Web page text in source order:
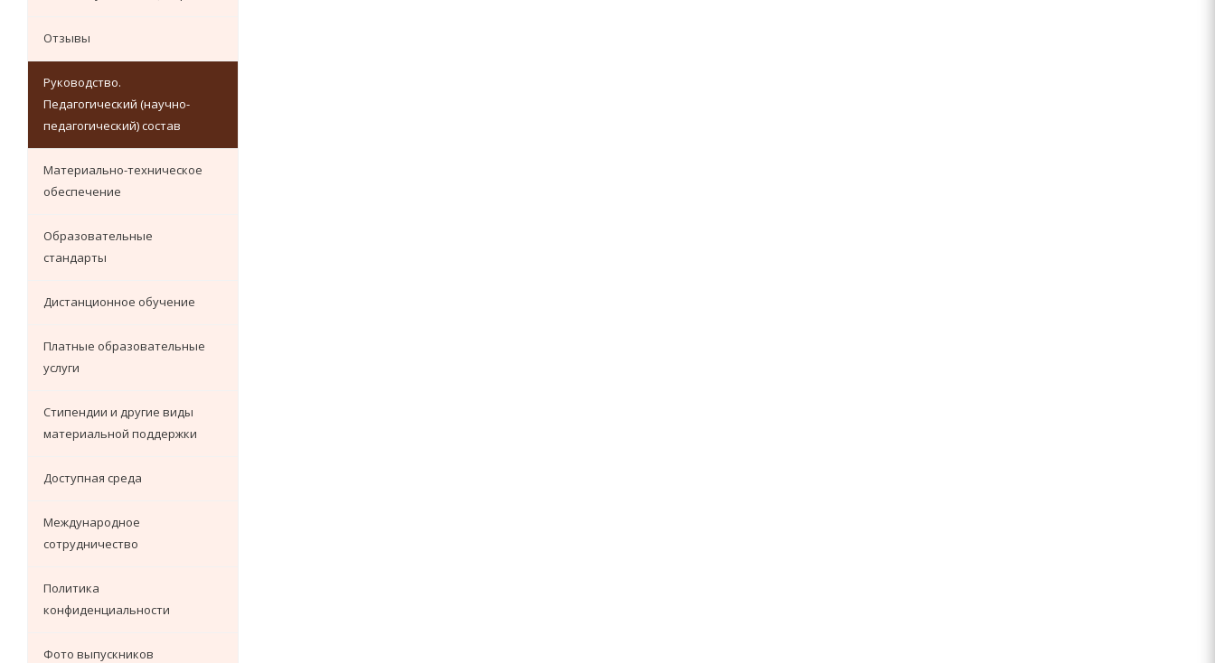
Отзывы
Руководство.
Педагогический (научно-
педагогический) состав
Материально-техническое
обеспечение
Образовательные
стандарты
Дистанционное обучение
Платные образовательные
услуги
Стипендии и другие виды
материальной поддержки
Доступная среда
Международное
сотрудничество
Политика
конфиденциальности
Фото выпускников